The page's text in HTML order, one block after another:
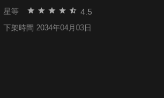
星等 4.5
下架時間 2034年04月03日